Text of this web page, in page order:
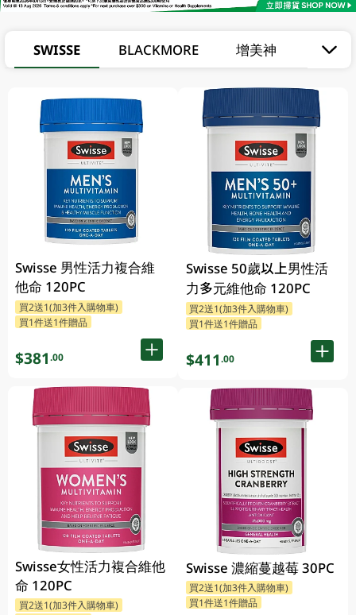
SWISSE BLACKMORE 增美神 善存
Swisse 男性活力複合維
他命 120PC
買2送1(加3件入購物車)
買1件送1件贈品
$381.00
Swisse女性活力複合維他
命 120PC
買2送1(加3件入購物車)
Swisse 50歲以上男性活
力多元維他命 120PC
買2送1(加3件入購物車)
買1件送1件贈品
$411.00
Swisse 濃縮蔓越莓 30PC
買2送1(加3件入購物車)
買1件送1件贈品